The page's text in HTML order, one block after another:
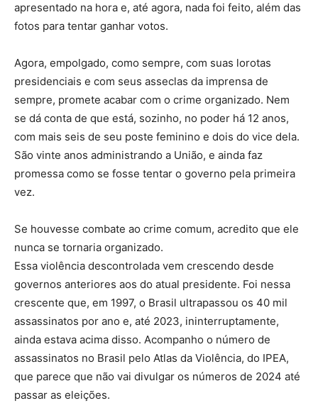
apresentado na hora e, até agora, nada foi feito, além das
fotos para tentar ganhar votos.
Agora, empolgado, como sempre, com suas lorotas
presidenciais e com seus asseclas da imprensa de
sempre, promete acabar com o crime organizado. Nem
se dá conta de que está, sozinho, no poder há 12 anos,
com mais seis de seu poste feminino e dois do vice dela.
São vinte anos administrando a União, e ainda faz
promessa como se fosse tentar o governo pela primeira
vez.
Se houvesse combate ao crime comum, acredito que ele
nunca se tornaria organizado.
Essa violência descontrolada vem crescendo desde
governos anteriores aos do atual presidente. Foi nessa
crescente que, em 1997, o Brasil ultrapassou os 40 mil
assassinatos por ano e, até 2023, ininterruptamente,
ainda estava acima disso. Acompanho o número de
assassinatos no Brasil pelo Atlas da Violência, do IPEA,
que parece que não vai divulgar os números de 2024 até
passar as eleições.